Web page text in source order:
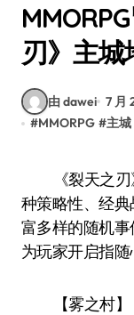
刃》主城
由 dawei 7 月
#MMORPG #主城
《裂天之刃》职业设定的自由组合搭配，使各
种策略性、经
富多样的随机事
为玩家开启指随
【雾之村】